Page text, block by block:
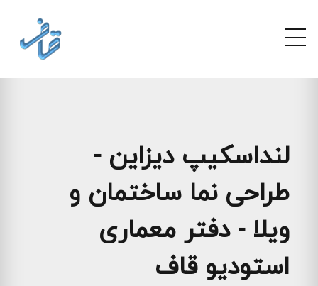
لنداسکیپ دیزاین -
طراحی نما ساختمان و
ویلا - دفتر معماری
استودیو قاف